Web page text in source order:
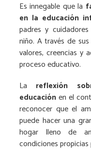
Es innegable que la
en la educación
padres y
niño. A través de
valores, creencias y
proceso educativo.
La reflexión
educaciónen el
reconocer que el
puede hacer una
hogar lleno de
condiciones propicias